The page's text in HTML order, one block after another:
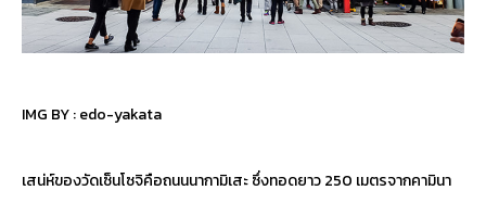
IMG BY :edo-yakata
เสน่ห์ของวัดเซ็นโซจิคือถนนนากามิเสะ ซึ่งทอดยาว 250 เมตรจากคามินา